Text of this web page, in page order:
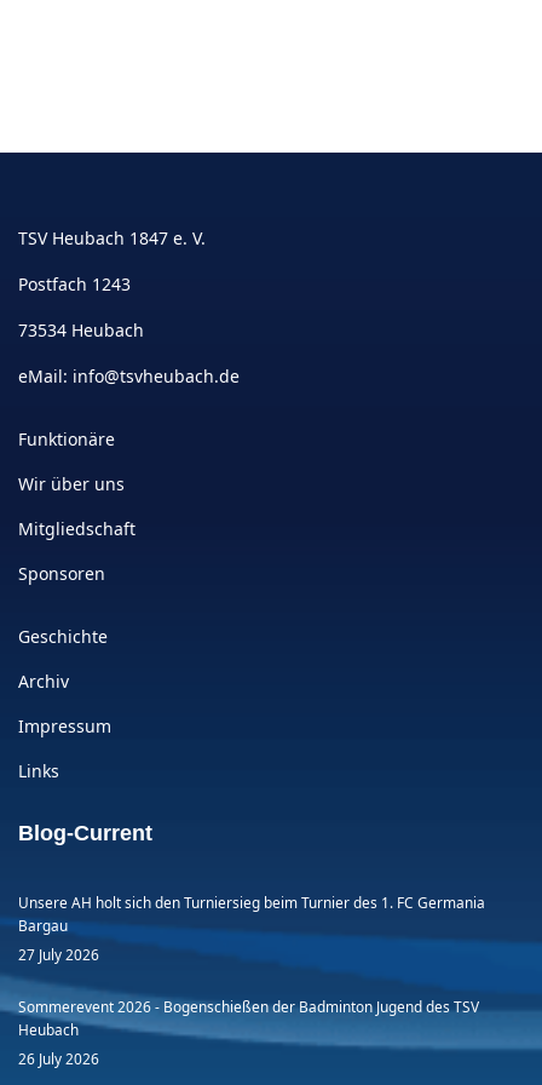
TSV Heubach 1847 e. V.
Postfach 1243
73534 Heubach
eMail: info@tsvheubach.de
Funktionäre
Wir über uns
Mitgliedschaft
Sponsoren
Geschichte
Archiv
Impressum
Links
Blog-Current
Unsere AH holt sich den Turniersieg beim Turnier des 1. FC Germania
Bargau
27 July 2026
Sommerevent 2026 - Bogenschießen der Badminton Jugend des TSV
Heubach
26 July 2026